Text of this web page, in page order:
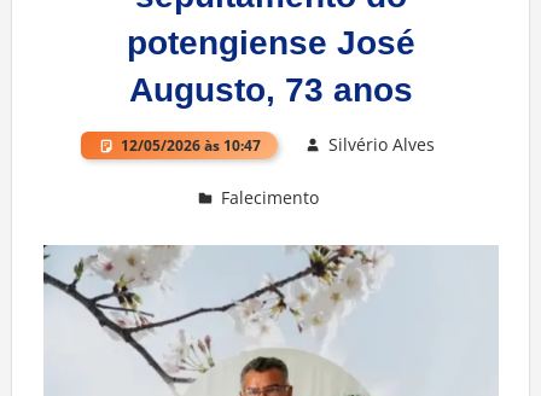
potengiense José
Augusto, 73 anos
12/05/2026 às 10:47 Silvério Alves
Falecimento